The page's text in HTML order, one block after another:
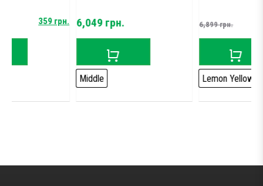
6,049грн.
Original
price
6,899 грн..
Current
price
5,599 грн..
Lemon Yellow Red